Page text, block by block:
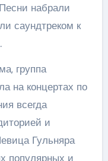
набрали
саундтреком к
группа
на концертах по
всегда
и
Гульняра
популярных и